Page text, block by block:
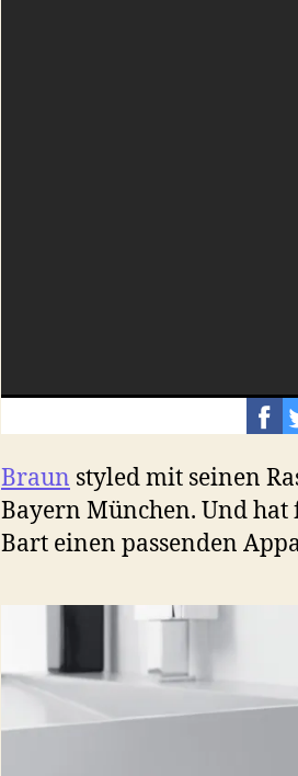
Braun styled mit seinen
Bayern München. Und
Bart einen passenden